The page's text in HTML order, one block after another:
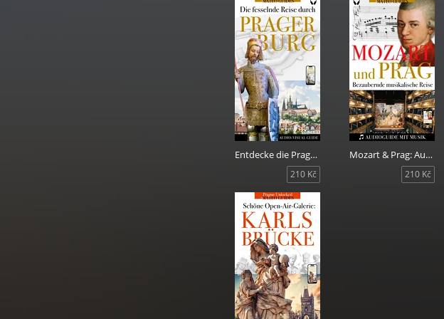
Sieh Prag mit anderen Augen. Lass
Entdeckungsreise sein. Tauche tief ein,
Schnapp dir unseren Guide und lass
Meisterwerken schlagen❗️
Entdecke die Prager Burg: Geschichten von Königen, Baumeister, Künstlern und Heiligen.
210 Kč
Mozart & Prag: Audiovisueller Guide mit Musikstücken
210 Kč